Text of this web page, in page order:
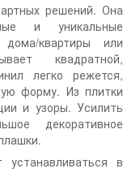
решений. Она
и уникальные
квартиры или
квадратной,
легко режется,
форму. Из плитки
и узоры. Усилить
декоративное
в